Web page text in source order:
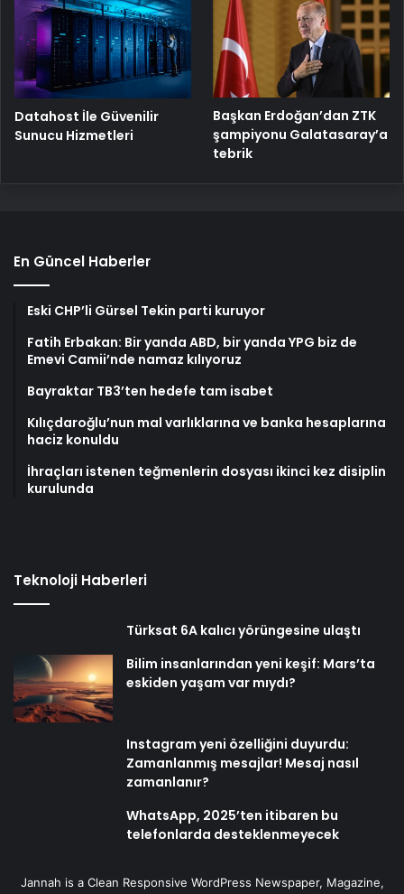
Datahost İle Güvenilir
Sunucu Hizmetleri
Başkan Erdoğan’dan ZTK
şampiyonu Galatasaray’a
tebrik
En Güncel Haberler
Eski CHP’li Gürsel Tekin parti kuruyor
Fatih Erbakan: Bir yanda ABD, bir yanda YPG biz de
Emevi Camii’nde namaz kılıyoruz
Bayraktar TB3’ten hedefe tam isabet
Kılıçdaroğlu’nun mal varlıklarına ve banka hesaplarına
haciz konuldu
İhraçları istenen teğmenlerin dosyası ikinci kez disiplin
kurulunda
Teknoloji Haberleri
Türksat 6A kalıcı yörüngesine ulaştı
Bilim insanlarından yeni keşif: Mars’ta
eskiden yaşam var mıydı?
Instagram yeni özelliğini duyurdu:
Zamanlanmış mesajlar! Mesaj nasıl
zamanlanır?
WhatsApp, 2025’ten itibaren bu
telefonlarda desteklenmeyecek
Jannah is a Clean Responsive WordPress Newspaper, Magazine,